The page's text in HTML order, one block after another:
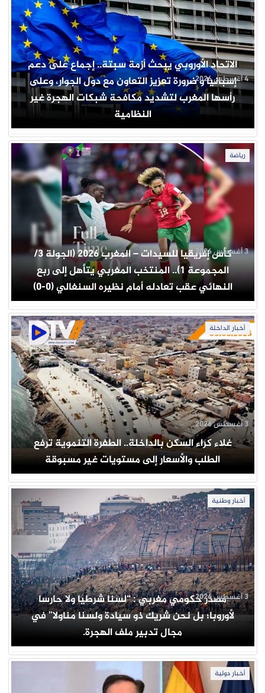
الاتحاد الأوروبي يبحث أزمة سبتة.. إجماع على دعم
إسبانيا و ضرورة تعزيز التعاون مع دول الجوار، وعلى
رأسها المغرب لتشديد مكافحة شبكات الهجرة غير
النظامية
4 أغسطس 2026
رياضة
كأس إفريقيا للسيدات – المغرب 2026 (الجولة 3/
المجموعة 1).. المنتخب المغربي يتأهل إلى ربع
النهائي عقب تعادله أمام نظيره السنغالي (0-0)
3 أغسطس 2026
أخبار الداخلة
غلاء كراء السكن بالداخلة.. الطفرة التنموية ترفع
الطلب والأسعار إلى مستويات غير مسبوقة
3 أغسطس 2026
أخبار وطنية
مصدر حكومي مغربي : “لسنا شرطيا ولا حارسا
لأوروبا؛ بل نحن شريك ذو سيادة ولسنا مناولا” في
مجال تدبير ملف الهجرة.
3 أغسطس 2026
أخبار دولية